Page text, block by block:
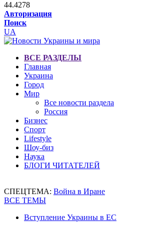
44.4278
Авторизация
Поиск
UA
ВСЕ РАЗДЕЛЫ
Главная
Украина
Город
Мир
Все новости раздела
Россия
Бизнес
Спорт
Lifestyle
Шоу-биз
Наука
БЛОГИ ЧИТАТЕЛЕЙ
СПЕЦТЕМА: Война в Иране
ВСЕ ТЕМЫ
Вступление Украины в ЕС